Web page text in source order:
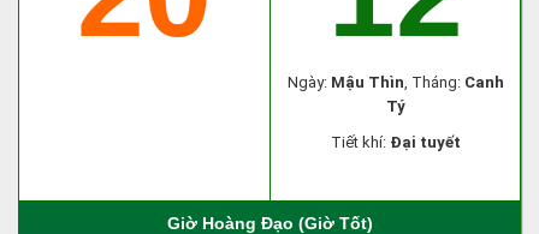
Ngày: Mậu Thìn, Tháng: Canh
Tý
Tiết khí: Đại tuyết
Giờ Hoàng Đạo (Giờ Tốt)